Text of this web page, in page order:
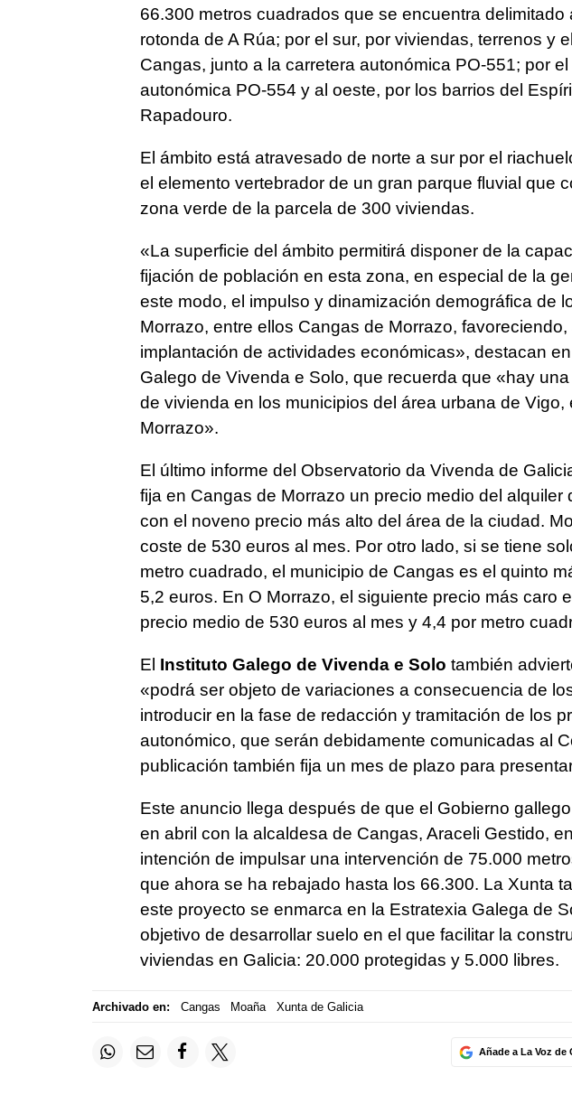
66.300 metros cuadrados que se encuentra delimitado
rotonda de A Rúa; por el sur, por viviendas, terrenos y
Cangas, junto a la carretera autonómica PO-551; por
autonómica PO-554 y al oeste, por los barrios del
Rapadouro.
El ámbito está atravesado de norte a sur por el
el elemento vertebrador de un gran parque fluvial que
zona verde de la parcela de 300 viviendas.
«La superficie del ámbito permitirá disponer de la
fijación de población en esta zona, en especial de la
este modo, el impulso y dinamización demográfica de
Morrazo, entre ellos Cangas de Morrazo,
implantación de actividades económicas», destacan
Galego de Vivenda e Solo, que recuerda que «hay
de vivienda en los municipios del área urbana de Vigo,
Morrazo».
El último informe del Observatorio da Vivenda de
fija en Cangas de Morrazo un precio medio del alquiler
con el noveno precio más alto del área de la ciudad.
coste de 530 euros al mes. Por otro lado, si se tiene
metro cuadrado, el municipio de Cangas es el quinto
5,2 euros. En O Morrazo, el siguiente precio más caro
precio medio de 530 euros al mes y 4,4 por metro
El Instituto Galego de Vivenda e Solo también
«podrá ser objeto de variaciones a consecuencia de
introducir en la fase de redacción y tramitación de los
autonómico, que serán debidamente comunicadas al
publicación también fija un mes de plazo para
Este anuncio llega después de que el Gobierno
en abril con la alcaldesa de Cangas, Araceli Gestido,
intención de impulsar una intervención de 75.000
que ahora se ha rebajado hasta los 66.300. La Xunta
este proyecto se enmarca en la Estratexia Galega de
objetivo de desarrollar suelo en el que facilitar la
viviendas en Galicia: 20.000 protegidas y 5.000 libres.
Archivado en: Cangas Moaña Xunta de Galicia
Añade a La Voz de